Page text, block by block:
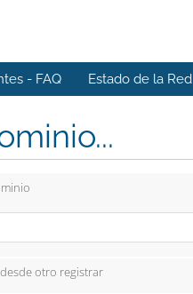
- FAQ Estado de la Red
otro registrar